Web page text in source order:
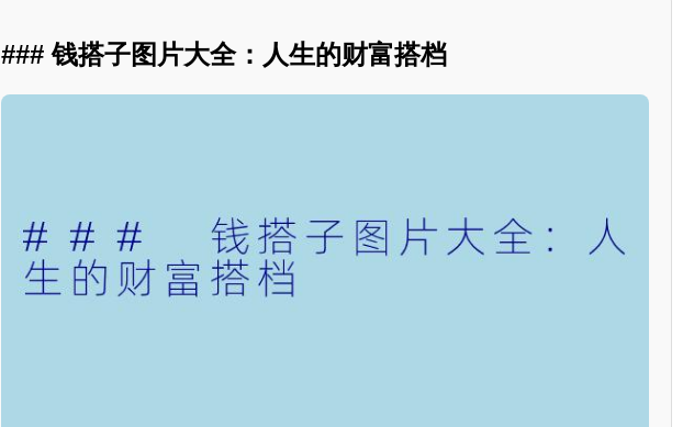
### 钱搭子图片大全：人生的财富搭档